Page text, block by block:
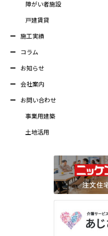
障がい者施設
戸建賃貸
施工実績
コラム
お知らせ
会社案内
お問い合わせ
事業用建築
土地活用